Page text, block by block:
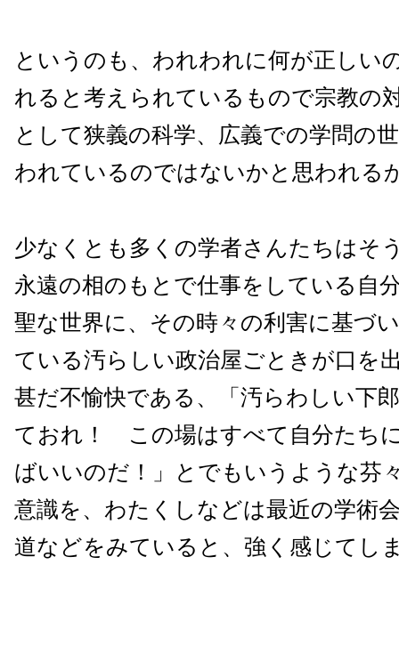
というのも、われわれに何が正しい
れると考えられているもので宗教の
として狭義の科学、広義での学問の
われているのではないかと思われる
少なくとも多くの学者さんたちはそ
永遠の相のもとで仕事をしている自
聖な世界に、その時々の利害に基づ
ている汚らしい政治屋ごときが口を
甚だ不愉快である、「汚らわしい下
ておれ！ この場はすべて自分たち
ばいいのだ！」とでもいうような芬
意識を、わたくしなどは最近の学術
道などをみていると、強く感じてし